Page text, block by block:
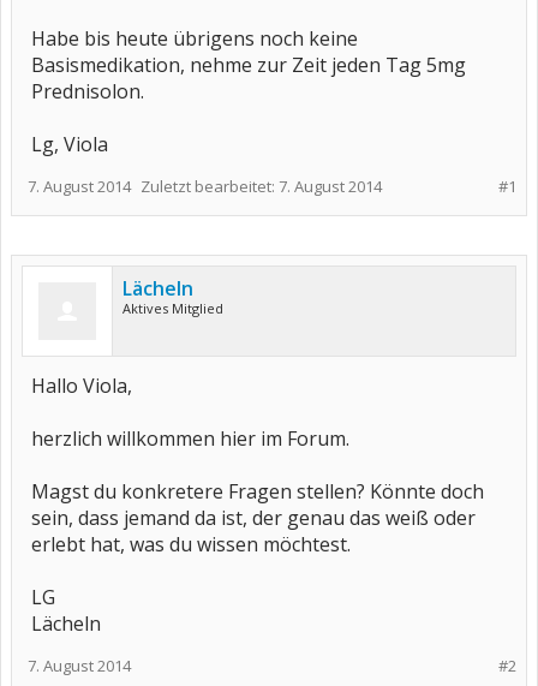
Habe bis heute übrigens noch keine
Basismedikation, nehme zur Zeit jeden Tag 5mg
Prednisolon.
Lg, Viola
#1
7. August 2014 Zuletzt bearbeitet: 7. August 2014
Lächeln
Aktives Mitglied
Hallo Viola,
herzlich willkommen hier im Forum.
Magst du konkretere Fragen stellen? Könnte doch
sein, dass jemand da ist, der genau das weiß oder
erlebt hat, was du wissen möchtest.
LG
Lächeln
#2
7. August 2014